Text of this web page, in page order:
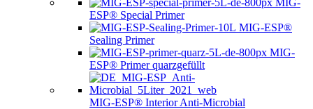
ESP® Special Primer
MIG-ESP®
Sealing Primer
MIG-
ESP® Primer quarzgefüllt
MIG-ESP® Interior Anti-Microbial